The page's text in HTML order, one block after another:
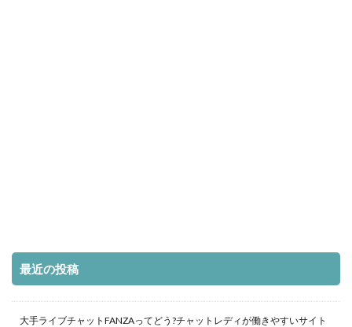
最近の投稿
大手ライブチャットFANZAってどう?チャットレディが働きやすいサイト